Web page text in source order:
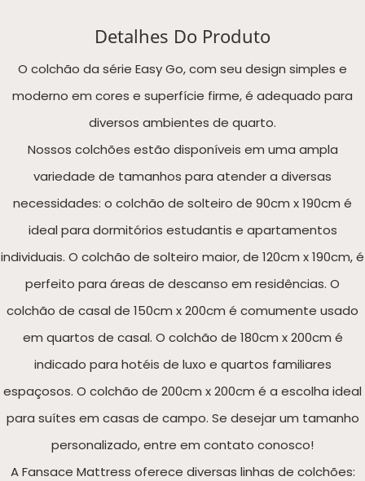
Detalhes Do Produto
O colchão da série Easy Go, com seu design simples e
moderno em cores e superfície firme, é adequado para
diversos ambientes de quarto.
Nossos colchões estão disponíveis em uma ampla
variedade de tamanhos para atender a diversas
necessidades: o colchão de solteiro de 90cm x 190cm é
ideal para dormitórios estudantis e apartamentos
individuais. O colchão de solteiro maior, de 120cm x 190cm, é
perfeito para áreas de descanso em residências. O
colchão de casal de 150cm x 200cm é comumente usado
em quartos de casal. O colchão de 180cm x 200cm é
indicado para hotéis de luxo e quartos familiares
espaçosos. O colchão de 200cm x 200cm é a escolha ideal
para suítes em casas de campo. Se desejar um tamanho
personalizado, entre em contato conosco!
A Fansace Mattress oferece diversas linhas de colchões: